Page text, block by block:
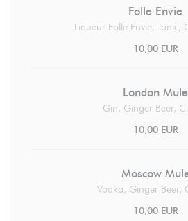
Folle Envie
Liqueur Folle Envie, Tonic,
10,00 EUR
London Mule
Gin, Ginger Beer,
10,00 EUR
Moscow
Vodka, Ginger Beer,
10,00 EUR